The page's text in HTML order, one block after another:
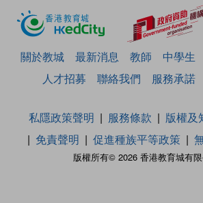
關於教城 最新消息 教師 中學生
人才招募
聯絡我們 服務承諾
版權所有© 2026 香港教育城有
私隱政策聲明 服務條款
版權及
免責聲明
促進種族平等政策